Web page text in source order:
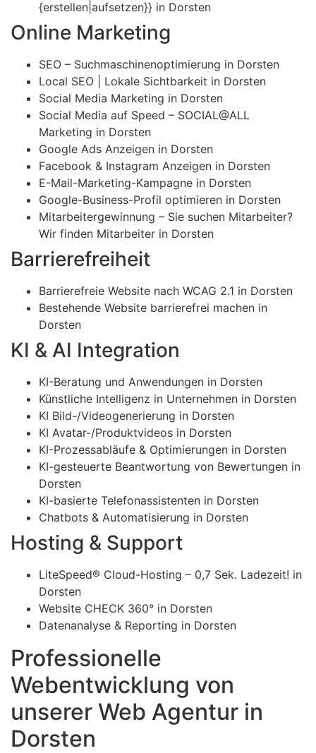
{erstellen|aufsetzen}} in Dorsten
Online Marketing
SEO – Suchmaschinenoptimierung in Dorsten
Local SEO | Lokale Sichtbarkeit in Dorsten
Social Media Marketing in Dorsten
Social Media auf Speed – SOCIAL@ALL
Marketing in Dorsten
Google Ads Anzeigen in Dorsten
Facebook & Instagram Anzeigen in Dorsten
E-Mail-Marketing-Kampagne in Dorsten
Google-Business-Profil optimieren in Dorsten
Mitarbeitergewinnung – Sie suchen Mitarbeiter?
Wir finden Mitarbeiter in Dorsten
Barrierefreiheit
Barrierefreie Website nach WCAG 2.1 in Dorsten
Bestehende Website barrierefrei machen in
Dorsten
KI & AI Integration
KI-Beratung und Anwendungen in Dorsten
Künstliche Intelligenz in Unternehmen in Dorsten
KI Bild-/Videogenerierung in Dorsten
KI Avatar-/Produktvideos in Dorsten
KI-Prozessabläufe & Optimierungen in Dorsten
KI-gesteuerte Beantwortung von Bewertungen in
Dorsten
KI-basierte Telefonassistenten in Dorsten
Chatbots & Automatisierung in Dorsten
Hosting & Support
LiteSpeed® Cloud-Hosting – 0,7 Sek. Ladezeit! in
Dorsten
Website CHECK 360° in Dorsten
Datenanalyse & Reporting in Dorsten
Professionelle
Webentwicklung von
unserer Web Agentur in
Dorsten